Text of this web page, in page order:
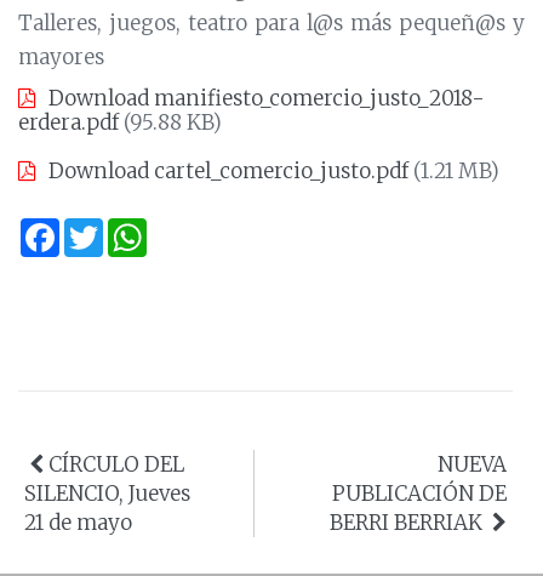
Talleres, juegos, teatro para l@s más pequeñ@s y
mayores
Download manifiesto_comercio_justo_2018-
erdera.pdf (95.88 KB)
Download cartel_comercio_justo.pdf (1.21 MB)
Facebook
Twitter
CÍRCULO DEL
SILENCIO, Jueves
21 de mayo
NUEVA
PUBLICACIÓN DE
BERRI BERRIAK